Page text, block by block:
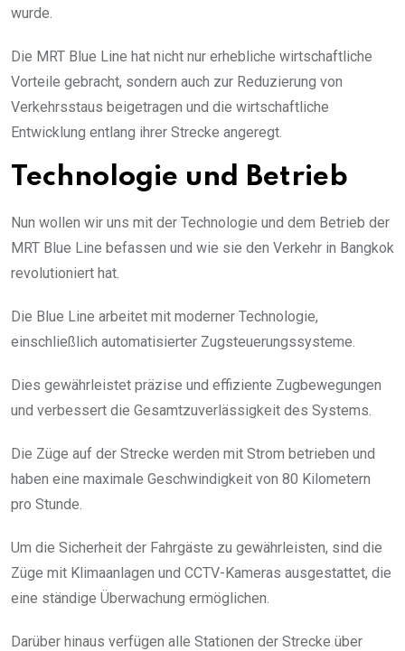
wurde.
Die MRT Blue Line hat nicht nur erhebliche wirtschaftliche
Vorteile gebracht, sondern auch zur Reduzierung von
Verkehrsstaus beigetragen und die wirtschaftliche
Entwicklung entlang ihrer Strecke angeregt.
Technologie und Betrieb
Nun wollen wir uns mit der Technologie und dem Betrieb der
MRT Blue Line befassen und wie sie den Verkehr in Bangkok
revolutioniert hat.
Die Blue Line arbeitet mit moderner Technologie,
einschließlich automatisierter Zugsteuerungssysteme.
Dies gewährleistet präzise und effiziente Zugbewegungen
und verbessert die Gesamtzuverlässigkeit des Systems.
Die Züge auf der Strecke werden mit Strom betrieben und
haben eine maximale Geschwindigkeit von 80 Kilometern
pro Stunde.
Um die Sicherheit der Fahrgäste zu gewährleisten, sind die
Züge mit Klimaanlagen und CCTV-Kameras ausgestattet, die
eine ständige Überwachung ermöglichen.
Darüber hinaus verfügen alle Stationen der Strecke über